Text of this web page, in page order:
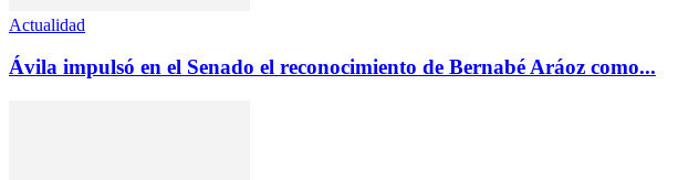
Actualidad
Ávila impulsó en el Senado el reconocimiento de Bernabé Aráoz como...